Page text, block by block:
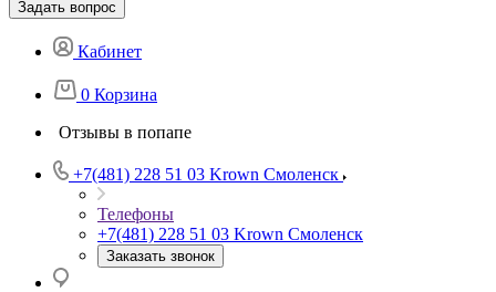
Задать вопрос
Кабинет
0 Корзина
Отзывы в попапе
+7(481) 228 51 03 Krown Смоленск
Телефоны
+7(481) 228 51 03 Krown Смоленск
Заказать звонок